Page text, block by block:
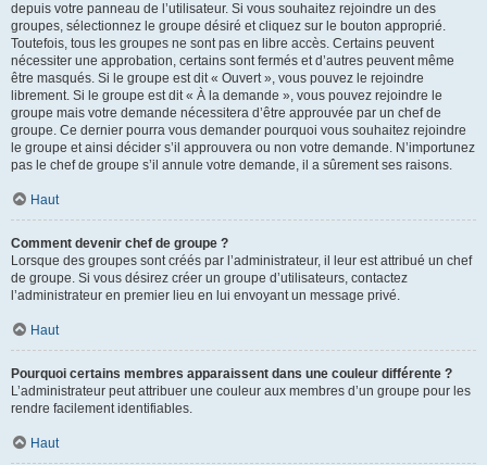
depuis votre panneau de l’utilisateur. Si vous souhaitez rejoindre un des
groupes, sélectionnez le groupe désiré et cliquez sur le bouton approprié.
Toutefois, tous les groupes ne sont pas en libre accès. Certains peuvent
nécessiter une approbation, certains sont fermés et d’autres peuvent même
être masqués. Si le groupe est dit « Ouvert », vous pouvez le rejoindre
librement. Si le groupe est dit « À la demande », vous pouvez rejoindre le
groupe mais votre demande nécessitera d’être approuvée par un chef de
groupe. Ce dernier pourra vous demander pourquoi vous souhaitez rejoindre
le groupe et ainsi décider s’il approuvera ou non votre demande. N’importunez
pas le chef de groupe s’il annule votre demande, il a sûrement ses raisons.
Haut
Comment devenir chef de groupe ?
Lorsque des groupes sont créés par l’administrateur, il leur est attribué un chef
de groupe. Si vous désirez créer un groupe d’utilisateurs, contactez
l’administrateur en premier lieu en lui envoyant un message privé.
Haut
Pourquoi certains membres apparaissent dans une couleur différente ?
L’administrateur peut attribuer une couleur aux membres d’un groupe pour les
rendre facilement identifiables.
Haut